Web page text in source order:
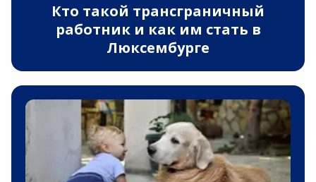
Кто такой трансграничный
работник и как им стать в
Люксембурге